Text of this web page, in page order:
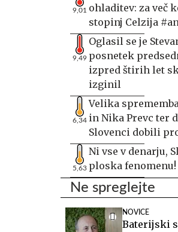
9,01 ohladitev: za več
stopinj Celzija
9,49
Oglasil se je
posnetek
izpred štirih let
izginil
6,34
Velika
in Nika Prevc ter
Slovenci dobili
5,63
Ni vse v denarju,
ploska fenomenu!
Ne spreglejte
NOVICE
Baterijski